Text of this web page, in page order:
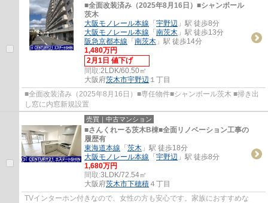
■全面改装済み（2025年8月16日）■シャンボール
茨木
大阪モノレール本線 「 宇野辺 」駅 徒歩8分
大阪モノレール本線 「 南茨木 」駅 徒歩13分
阪急京都本線 「 南茨木 」駅 徒歩14分
1,480万円
2月1日 値下げ
間取:2LDK/60.50㎡
大阪府茨木市宇野辺 １丁目
■全面改装済み（2025年8月16日）■専任物件■シャンボール茨木 ■掃き出
し窓に内窓新規設置
売買｜中古マンション
■さんくれーる茨木B棟■全面リノベーション工事の
履歴有
東海道本線 「 茨木 」駅 徒歩18分
大阪モノレール本線 「 宇野辺 」駅 徒歩8分
1,680万円
間取:3LDK/72.54㎡
大阪府茨木市下穂積 ４丁目
TVインターホン付きなので、女性の方も安心です。家族におすすめな